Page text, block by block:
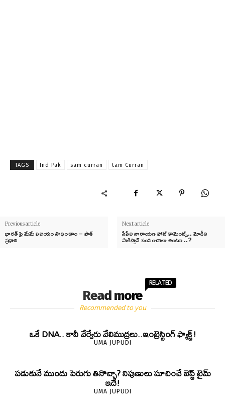
TAGS Ind Pak sam curran tam Curran
Previous article
భారత్ పై మేమే విజయం సాధించాం – పాక్
ప్రధాని
Next article
సీపీఐ నారాయణ హాట్ కామెంట్స్.. మోడీని
పాకిస్తాన్ పంపించాలా అంటూ ..?
Read more
RELATED
Recommended to you
ఒకే DNA.. కానీ వేర్వేరు వేలిముద్రలు..ఇంట్రెస్టింగ్ ఫ్యాక్ట్!
UMA JUPUDI
పడుకునే ముందు పెరుగు తినొచ్చా? నిపుణులు సూచించే బెస్ట్ టైమ్
ఇదే!
UMA JUPUDI